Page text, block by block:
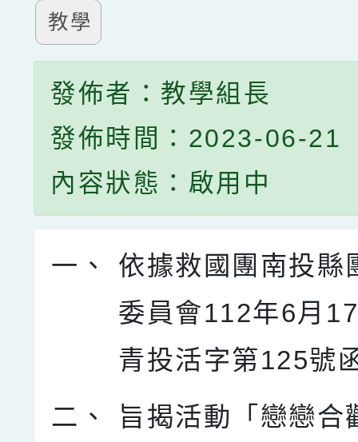
教學
發佈者：教學組長
發佈時間：2023-06-21
內容狀態：啟用中
一、
依據救國團南投縣
委員會112年6月
青投活字第125號
二、
旨揭活動「戀戀合